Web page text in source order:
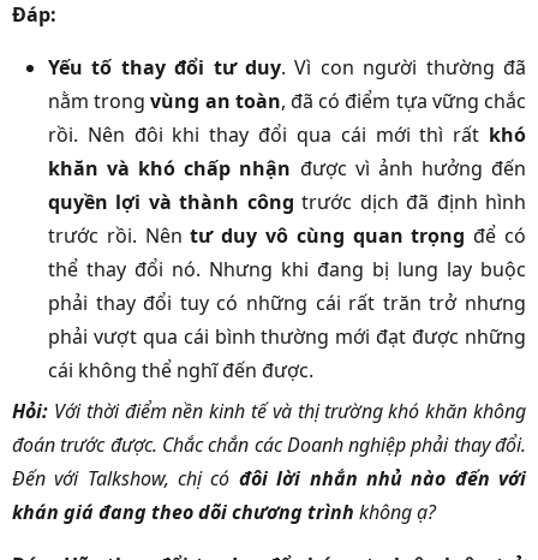
Đáp:
Yếu tố thay đổi tư duy. Vì con người thường đã
nằm trongvùng an toàn, đã có điểm tựa vững chắc
rồi. Nên đôi khi thay đổi qua cái mới thì rất khó
khăn và khó chấp nhận được vì ảnh hưởng đến
quyền lợi và thành công trước dịch đã định hình
trước rồi. Nêntư duy vô cùng quan trọng để có
thể thay đổi nó. Nhưng khi đang bị lung lay buộc
phải thay đổi tuy có những cái rất trăn trở nhưng
phải vượt qua cái bình thường mới đạt được những
cái không thể nghĩ đến được.
Hỏi: Với thời điểm nền kinh tế và thị trường khó khăn không
đoán trước được. Chắc chắn các Doanh nghiệp phải thay đổi.
Đến với Talkshow, chị có đôi lời nhắn nhủ nào đến với
khán giá đang theo dõi chương trình không ạ?